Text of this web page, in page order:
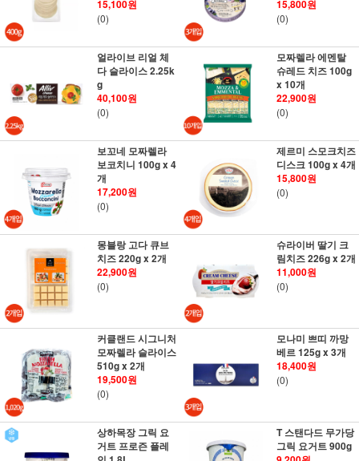
15,100원
(0)
15,800원
(0)
얼라이브 리얼 체
다 슬라이스 2.25k
g
40,100원
(0)
모짜렐라 에멘탈
슈레드 치즈 100g
x 10개
22,900원
(0)
보꼬네 모짜렐라
보코치니 100g x 4
개
17,200원
(0)
제르미 스모크치즈
디스크 100g x 4개
15,800원
(0)
몽블랑 고다 큐브
치즈 220g x 2개
22,900원
(0)
슈라이버 딸기 크
림치즈 226g x 2개
11,000원
(0)
커클랜드 시그니처
모짜렐라 슬라이스
510g x 2개
19,500원
(0)
모나미 쁘띠 까망
베르 125g x 3개
18,400원
(0)
상하목장 그릭 요
거트 프로즌 플레
T 스탠다드 무가당
그릭 요거트 900g